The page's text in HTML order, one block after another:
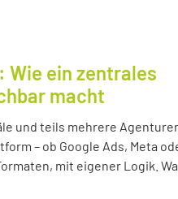
Wie ein zentrales
macht
und teils mehrere
– ob Google Ads, Meta
mit eigener Logik.